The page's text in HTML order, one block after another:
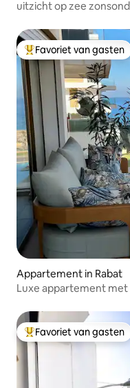
uitzicht op zee
Topfavoriet van gasten
Favoriet van gasten
Appartement in Rabat
Luxe appartement
Topfavoriet van gasten
Favoriet van gasten